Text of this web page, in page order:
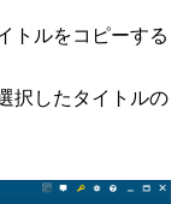
トルをコピーする
択したタイトルの